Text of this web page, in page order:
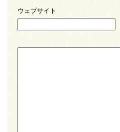
ウェブサイト